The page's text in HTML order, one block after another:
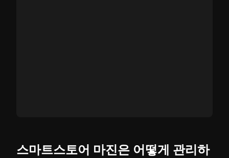
스마트스토어 마진은 어떻게 관리하